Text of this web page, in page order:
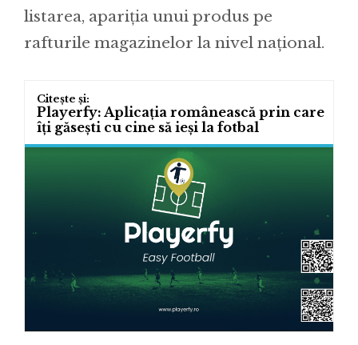
listarea, apariția unui produs pe
rafturile magazinelor la nivel național.
Playerfy: Aplicația românească prin care
îți găsești cu cine să ieși la fotbal